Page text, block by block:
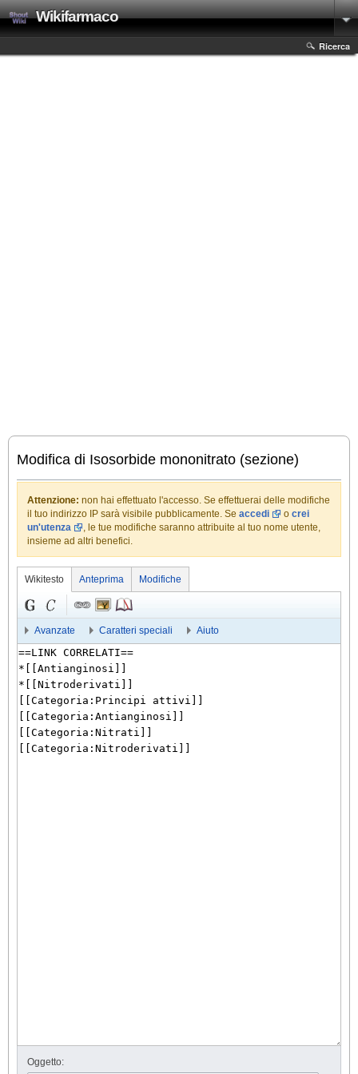
Wikifarmaco
Ricerca
Modifica di Isosorbide mononitrato (sezione)
Attenzione: non hai effettuato l'accesso. Se effettuerai delle modifiche
il tuo indirizzo IP sarà visibile pubblicamente. Se accedi o crei
un'utenza
, le tue modifiche saranno attribuite al tuo nome utente,
insieme ad altri benefici.
Wikitesto Anteprima Modifiche
Avanzate Caratteri speciali Aiuto
Oggetto: